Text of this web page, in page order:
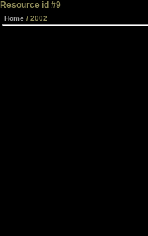
Resource id #9
Home / 2002